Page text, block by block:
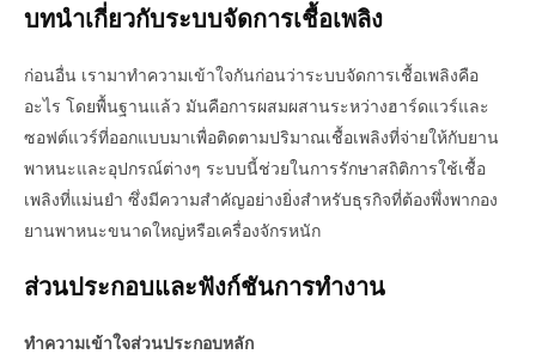
บทนำเกี่ยวกับระบบจัดการเชื้อเพลิง
ก่อนอื่น เรามาทำความเข้าใจกันก่อนว่าระบบจัดการเชื้อเพลิงคือ
อะไร โดยพื้นฐานแล้ว มันคือการผสมผสานระหว่างฮาร์ดแวร์และ
ซอฟต์แวร์ที่ออกแบบมาเพื่อติดตามปริมาณเชื้อเพลิงที่จ่ายให้กับยาน
พาหนะและอุปกรณ์ต่างๆ ระบบนี้ช่วยในการรักษาสถิติการใช้เชื้อ
เพลิงที่แม่นยำ ซึ่งมีความสำคัญอย่างยิ่งสำหรับธุรกิจที่ต้องพึ่งพากอง
ยานพาหนะขนาดใหญ่หรือเครื่องจักรหนัก
ส่วนประกอบและฟังก์ชันการทำงาน
ทำความเข้าใจส่วนประกอบหลัก